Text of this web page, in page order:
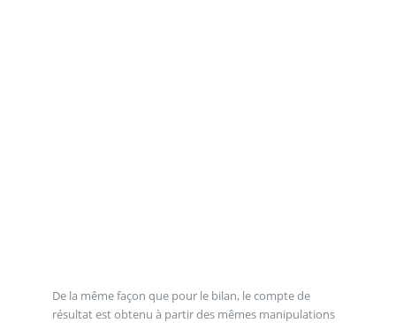
De la même façon que pour le bilan, le compte de
résultat est obtenu à partir des mêmes manipulations